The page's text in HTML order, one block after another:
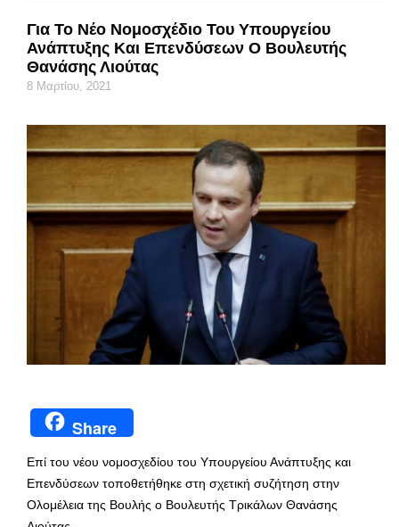
Για Το Νέο Νομοσχέδιο Του Υπουργείου
Ανάπτυξης Και Επενδύσεων Ο Βουλευτής
Θανάσης Λιούτας
8 Μαρτίου, 2021
Share
Επί του νέου νομοσχεδίου του Υπουργείου Ανάπτυξης και
Επενδύσεων τοποθετήθηκε στη σχετική συζήτηση στην
Ολομέλεια της Βουλής ο Βουλευτής Τρικάλων Θανάσης